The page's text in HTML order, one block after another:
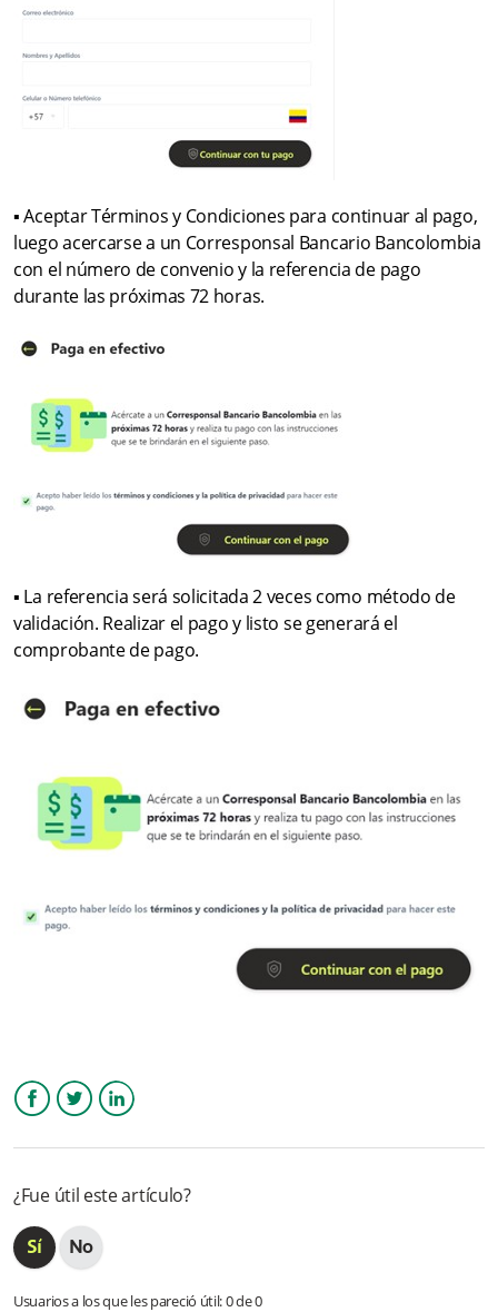
▪ Aceptar Términos y Condiciones para continuar al pago,
luego acercarse a un Corresponsal Bancario Bancolombia
con el número de convenio y la referencia de pago
durante las próximas 72 horas.
▪ La referencia será solicitada 2 veces como método de
validación. Realizar el pago y listo se generará el
comprobante de pago.
¿Fue útil este artículo?
Usuarios a los que les pareció útil: 0 de 0